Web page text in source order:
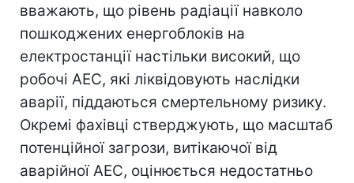
вважають, що рівень радіації навколо
пошкоджених енергоблоків на
електростанції настільки високий, що
робочі АЕС, які ліквідовують наслідки
аварії, піддаються смертельному ризику.
Окремі фахівці стверджують, що масштаб
потенційної загрози, витікаючої від
аварійної АЕС, оцінюється недостатньо